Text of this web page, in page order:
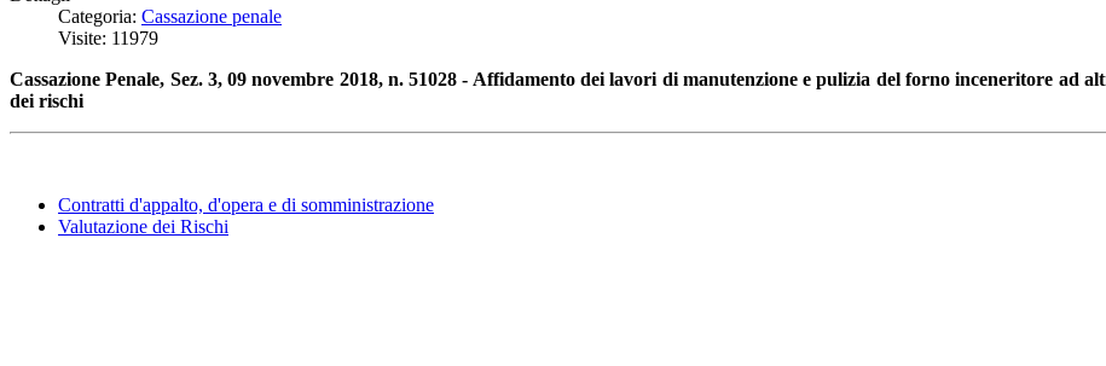
Categoria: Cassazione penale
Visite: 11979
Cassazione Penale, Sez. 3, 09 novembre 2018, n. 51028 - Affidamento dei lavori di manutenzione e pulizia del forno inceneritore ad
dei rischi
Contratti d'appalto, d'opera e di somministrazione
Valutazione dei Rischi